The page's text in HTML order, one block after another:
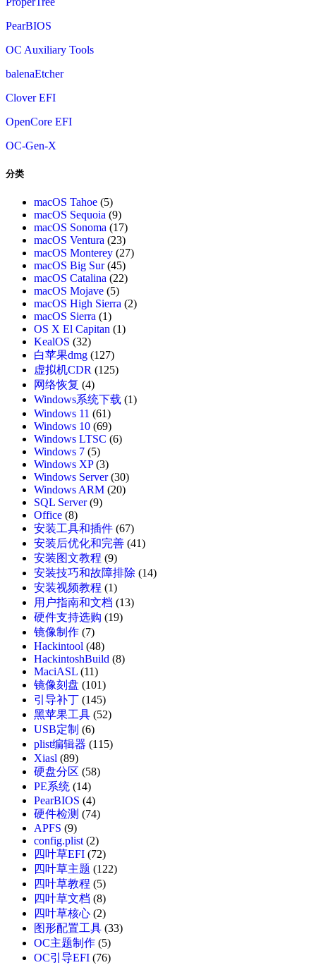
PearBIOS
OC Auxiliary Tools
balenaEtcher
Clover EFI
OpenCore EFI
OC-Gen-X
分类
macOS Tahoe (5)
macOS Sequoia (9)
macOS Sonoma (17)
macOS Ventura (23)
macOS Monterey (27)
macOS Big Sur(45)
macOS Catalina (22)
macOS Mojave (5)
macOS High Sierra (2)
macOS Sierra (1)
OS X El Capitan (1)
KealOS (32)
白苹果dmg (127)
虚拟机CDR (125)
网络恢复 (4)
Windows系统下载 (1)
Windows 11 (61)
Windows 10 (69)
Windows LTSC (6)
Windows 7 (5)
Windows XP(3)
Windows Server(30)
Windows ARM (20)
SQL Server(9)
Office (8)
安装工具和插件 (67)
安装后优化和完善 (41)
安装图文教程 (9)
安装技巧和故障排除 (14)
安装视频教程 (1)
用户指南和文档 (13)
硬件支持选购 (19)
镜像制作 (7)
Hackintool (48)
HackintoshBuild (8)
MaciASL (11)
镜像刻盘 (101)
引导补丁 (145)
黑苹果工具 (52)
USB定制 (6)
plist编辑器 (115)
Xiasl (89)
硬盘分区 (58)
PE系统 (14)
PearBIOS (4)
硬件检测 (74)
APFS (9)
config.plist(2)
四叶草EFI (72)
四叶草主题 (122)
四叶草教程 (5)
四叶草文档 (8)
四叶草核心 (2)
图形配置工具 (33)
OC主题制作 (5)
OC引导EFI (76)